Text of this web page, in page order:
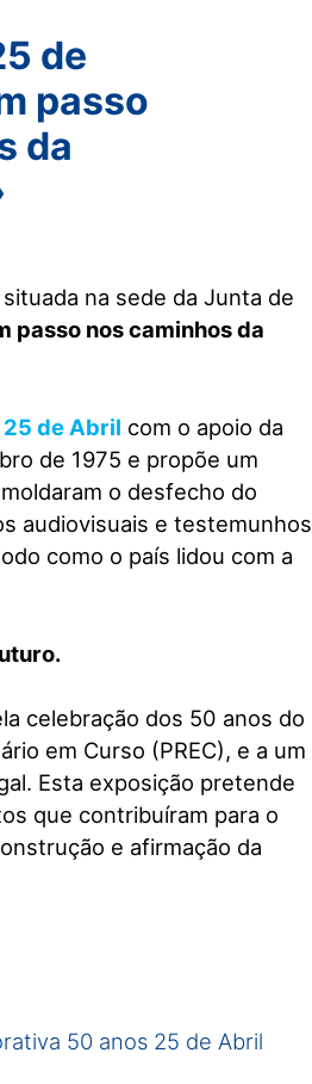
de
passo
da
na sede da Junta de
passo nos caminhos da
de Abril com o apoio da
de 1975 e propõe um
o desfecho do
audiovisuais e testemunhos
como o país lidou com a
celebração dos 50 anos do
em Curso (PREC), e a um
Esta exposição pretende
que contribuíram para o
e afirmação da
50 anos 25 de Abril